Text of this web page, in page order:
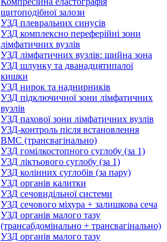
щитоподібної залози
УЗД плевральних синусів
УЗД комплексно переферійні зони
лімфатичних вузлів
УЗД лімфатичних вузлів: шийна зона
УЗД шлунку та дванадцятипалої
кишки
УЗД нирок та наднирників
УЗД підключичної зони лімфатичних
вузлів
УЗД пахової зони лімфатичних вузлів
УЗД-контроль після встановлення
ВМС (трансвагінально)
УЗД гомілкостопного суглобу (за 1)
УЗД ліктьового суглобу (за 1)
УЗД колінних суглобів (за пару)
УЗД органів калитки
УЗД сечовидільної системи
УЗД сечового міхура + залишкова сеча
УЗД органів малого тазу
(трансабдомінально + трансвагінально)
УЗД органів малого тазу